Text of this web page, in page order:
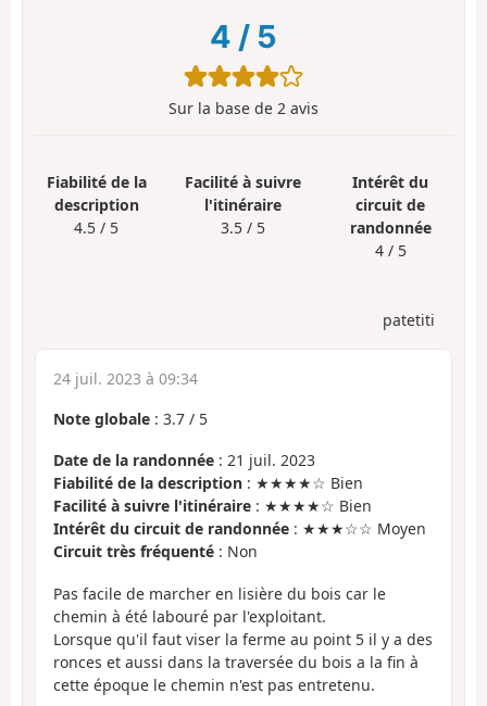
4 / 5
Sur la base de 2 avis
Fiabilité de la
description
4.5 / 5
Facilité à suivre
l'itinéraire
3.5 / 5
Intérêt du
circuit de
randonnée
4 / 5
patetiti
24 juil. 2023 à 09:34
Note globale : 3.7 / 5
Date de la randonnée : 21 juil. 2023
Fiabilité de la description : ★★★★☆ Bien
Facilité à suivre l'itinéraire : ★★★★☆ Bien
Intérêt du circuit de randonnée : ★★★☆☆ Moyen
Circuit très fréquenté : Non
Pas facile de marcher en lisière du bois car le
chemin à été labouré par l'exploitant.
Lorsque qu'il faut viser la ferme au point 5 il y a des
ronces et aussi dans la traversée du bois a la fin à
cette époque le chemin n'est pas entretenu.